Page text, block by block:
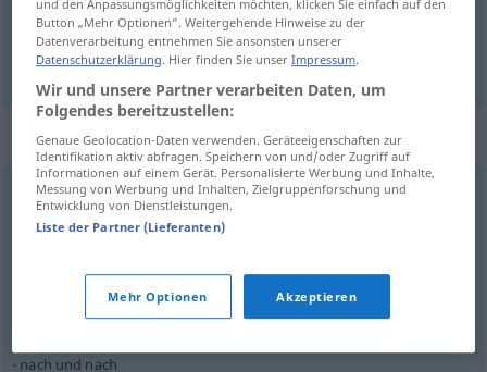
meg und bes MATH
Beispielsätze für "und"
hinundher
ide-oda
nach und nach
und den Anpassungsmöglichkeiten möchten, klicken Sie einfach auf den
Button „Mehr Optionen“. Weitergehende Hinweise zu der
Datenverarbeitung entnehmen Sie ansonsten unserer
Datenschutzerklärung. Hier finden Sie unserImpressum.
Wir und unsere Partner verarbeiten Daten, um
Folgendes bereitzustellen:
Genaue Geolocation-Daten verwenden. Geräteeigenschaften zur
Identifikation aktiv abfragen. Speichern von und/oder Zugriff auf
Informationen auf einem Gerät. Personalisierte Werbung und Inhalte,
Messung von Werbung und Inhalten, Zielgruppenforschung und
Entwicklung von Dienstleistungen.
Liste der Partner (Lieferanten)
Mehr Optionen Akzeptieren